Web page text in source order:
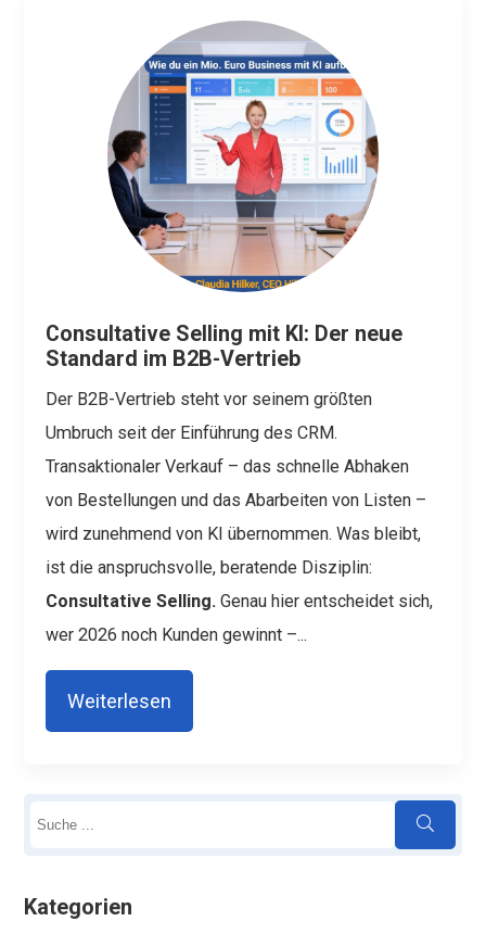
Consultative Selling mit KI: Der neue
Standard im B2B-Vertrieb
Der B2B-Vertrieb steht vor seinem größten
Umbruch seit der Einführung des CRM.
Transaktionaler Verkauf – das schnelle Abhaken
von Bestellungen und das Abarbeiten von Listen –
wird zunehmend von KI übernommen. Was bleibt,
ist die anspruchsvolle, beratende Disziplin:
Consultative Selling. Genau hier entscheidet sich,
wer 2026 noch Kunden gewinnt –...
Weiterlesen
Kategorien